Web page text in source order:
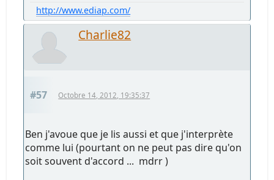
http://www.ediap.com/
Charlie82
#57 Octobre 14, 2012, 19:35:37
Ben j'avoue que je lis aussi et que j'interprète
comme lui (pourtant on ne peut pas dire qu'on
soit souvent d'accord ... mdrr )